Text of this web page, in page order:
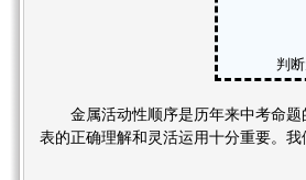
判
金属活动性顺序是历年来中考命
表的正确理解和灵活运用十分重要。